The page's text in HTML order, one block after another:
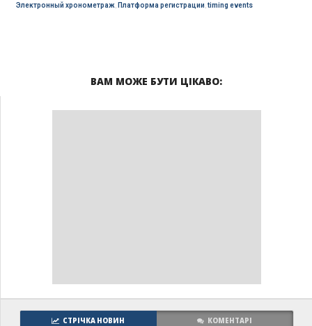
Электронный хронометраж, Платформа регистрации timing events
ВАМ МОЖЕ БУТИ ЦІКАВО:
СТРІЧКА НОВИН КОМЕНТАРІ